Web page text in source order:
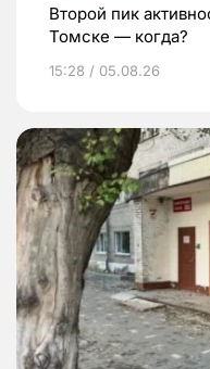
Второй пик
Томске — когда?
15:28 / 05.08.26